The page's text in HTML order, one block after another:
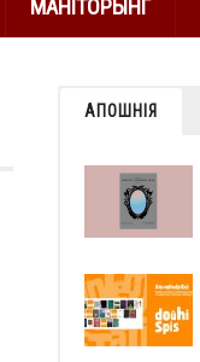
МАНІТОРЫНГ
АПОШНІЯ